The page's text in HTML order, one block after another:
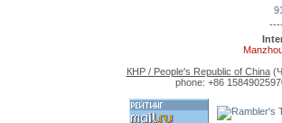
КНР / People's Republic of China
phone: +86